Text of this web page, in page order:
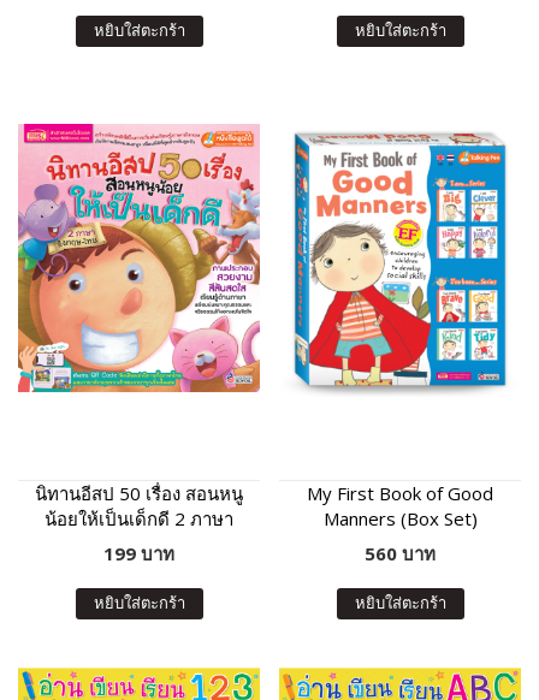
หยิบใส่ตะกร้า หยิบใส่ตะกร้า
นิทานอีสป 50 เรื่อง สอนหนู
น้อยให้เป็นเด็กดี 2 ภาษา
อังกฤษ-ไทย (QR)
199 บาท
หยิบใส่ตะกร้า
My First Book of Good
Manners (Box Set)
560 บาท
หยิบใส่ตะกร้า